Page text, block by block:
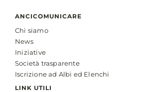
ANCICOMUNICARE
Chi siamo
News
Iniziative
Società trasparente
Iscrizione ad Albi ed Elenchi
LINK UTILI